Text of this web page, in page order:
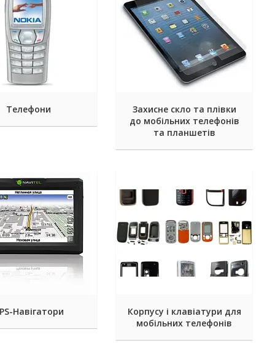
Телефони
Захисне скло та плівки
до мобільних телефонів
та планшетів
Навігатори
Корпусу і клавіатури для
мобільних телефонів